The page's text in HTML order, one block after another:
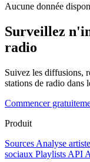
Aucune donnée
Surveillez
radio
Suivez les diffusions,
stations de radio dans
Commencer
Produit
Sources Analyse
sociaux Playlists API